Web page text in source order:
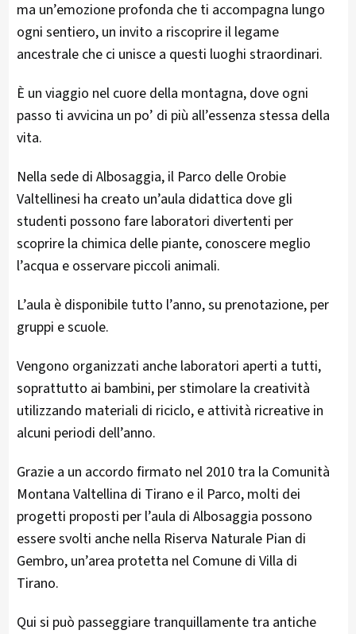
ma un’emozione profonda che ti accompagna lungo
ogni sentiero, un invito a riscoprire il legame
ancestrale che ci unisce a questi luoghi straordinari.
È un viaggio nel cuore della montagna, dove ogni
passo ti avvicina un po’ di più all’essenza stessa della
vita.
Nella sede di Albosaggia, il Parco delle Orobie
Valtellinesi ha creato un’aula didattica dove gli
studenti possono fare laboratori divertenti per
scoprire la chimica delle piante, conoscere meglio
l’acqua e osservare piccoli animali.
L’aula è disponibile tutto l’anno, su prenotazione, per
gruppi e scuole.
Vengono organizzati anche laboratori aperti a tutti,
soprattutto ai bambini, per stimolare la creatività
utilizzando materiali di riciclo, e attività ricreative in
alcuni periodi dell’anno.
Grazie a un accordo firmato nel 2010 tra la Comunità
Montana Valtellina di Tirano e il Parco, molti dei
progetti proposti per l’aula di Albosaggia possono
essere svolti anche nella Riserva Naturale Pian di
Gembro, un’area protetta nel Comune di Villa di
Tirano.
Qui si può passeggiare tranquillamente tra antiche